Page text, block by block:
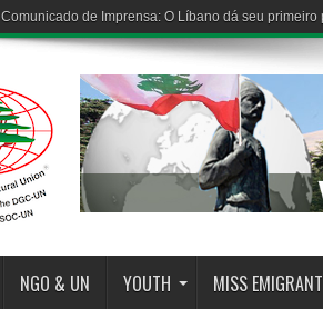
Comunicado de Imprensa: O Líbano dá seu
NGO & UN YOUTH MISS